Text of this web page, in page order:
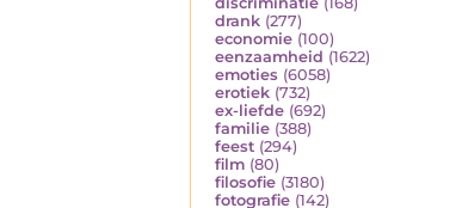
drank (277)
economie (100)
eenzaamheid (1622)
emoties (6058)
erotiek (732)
ex-liefde (692)
familie (388)
feest (294)
film (80)
filosofie (3180)
fotografie (142)